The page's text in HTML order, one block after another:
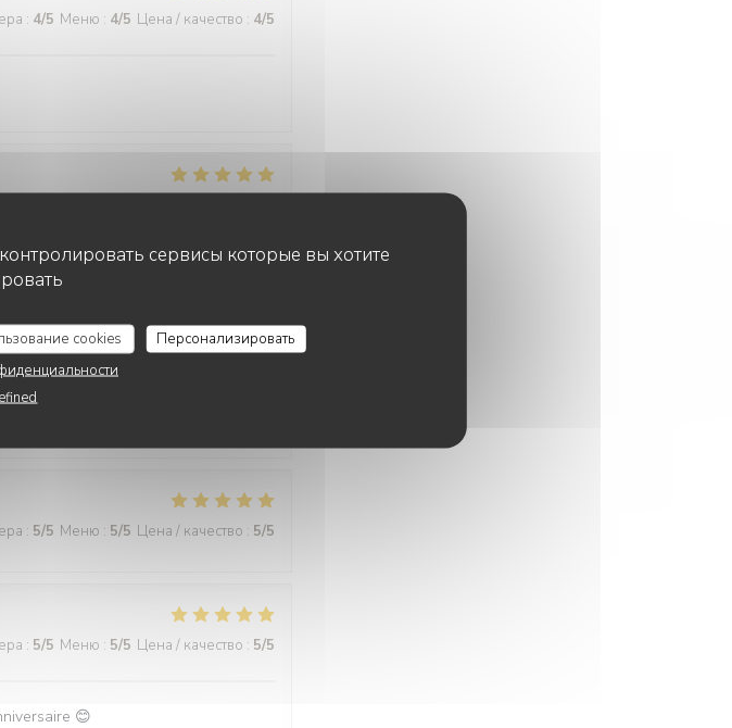
сервисы которые вы хотите
cookies
Персонализировать
: 4/5 Меню : 4/5 Цена / качество : 4/5
Nous recommandons, jamais
: 5/5 Меню : 5/5 Цена / качество : 5/5
: 5/5 Меню : 5/5 Цена / качество : 5/5
😊